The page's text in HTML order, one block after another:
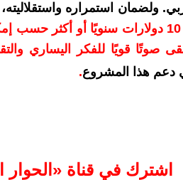
ولضمان استمراره
بدعمكم بمبلغ 10 دولارات سنويًا أو
صوتًا قويًا للفكر اليساري
دعم هذا المشروع.
اشترك في قناة ‫«الحوار